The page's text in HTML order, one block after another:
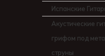
Испанские
Акустические
грифом под
струны